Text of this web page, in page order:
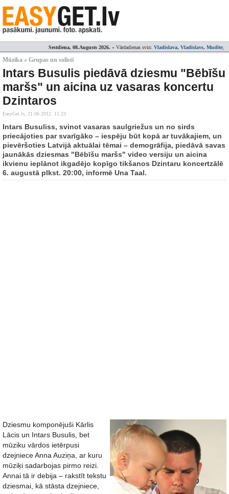
Sestdiena, 08.Augusts 2026. » Vārdadienas svin: Vladislava, Vladislavs, Mudīte;
Mūzika » Grupas un solisti
Intars Busulis piedāvā dziesmu "Bēbīšu
maršs" un aicina uz vasaras koncertu
Dzintaros
EasyGet.lv, 21.06.2012. 11:23
Intars Busuliss, svinot vasaras saulgriežus un no sirds
priecājoties par svarīgāko – iespēju būt kopā ar tuvākajiem, un
pievēršoties Latvijā aktuālai tēmai – demogrāfija, piedāvā savas
jaunākās dziesmas "Bēbīšu maršs" video versiju un aicina
ikvienu ieplānot ikgadējo kopīgo tikšanos Dzintaru koncertzālē
6. augustā plkst. 20:00, informē Una Taal.
Dziesmu komponējuši Kārlis
Lācis un Intars Busulis, bet
mūziku vārdos ietērpusi
dzejniece Anna Auziņa, ar kuru
mūziķi sadarbojas pirmo reizi.
Annai tā ir debija – rakstīt tekstu
dziesmai, kā stāsta dzejniece,